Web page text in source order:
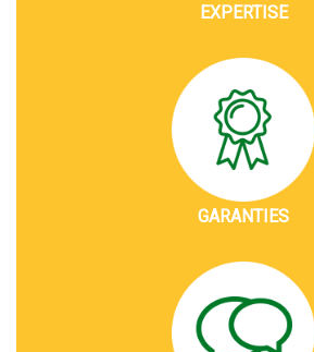
EXPERTISE
GARANTIES